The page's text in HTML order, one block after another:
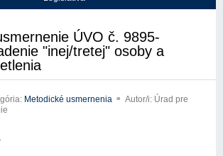
ÚVO č. 9895-
"inej/tretej" osoby a
Metodické usmernenia
Autor/i: Úrad pre